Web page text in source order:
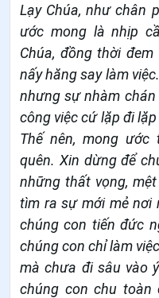
Lạy Chúa, như chân
ước mong là nhịp
Chúa, đồng thời
nấy hăng say làm
nhưng sự nhàm
công việc cứ lặp đi
Thế nên, mong
quên. Xin dừng để
những thất vọng,
tìm ra sự mới mẻ nơi
chúng con tiến đức
chúng con chỉ làm
mà chưa đi sâu vào
chúng con chu toàn